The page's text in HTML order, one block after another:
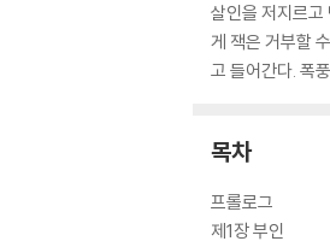
살인을 저지르고
게 잭은 거부할
고 들어간다. 폭
목차
프롤로그
제1장 부인